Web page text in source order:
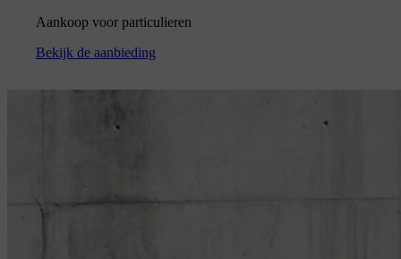
Aankoop voor particulieren
Bekijk de aanbieding